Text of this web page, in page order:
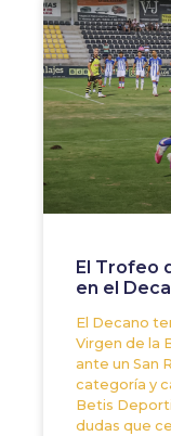
El Trofeo
en el
El Decano
Virgen de la
ante un San
categoría y
Betis
dudas que